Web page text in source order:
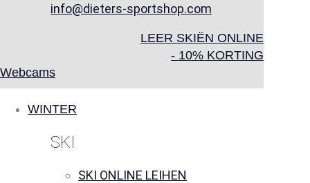
info@dieters-sportshop.com
LEER SKIËN ONLINE
- 10% KORTING
Webcams
WINTER
SKI
SKI ONLINE LEIHEN